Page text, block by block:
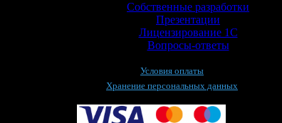
Собственные разработки
Презентации
Лицензирование 1С
Вопросы-ответы
Условия оплаты
Хранение персональных данных